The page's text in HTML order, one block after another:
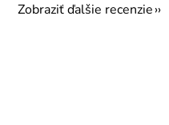
Zobraziť ďalšie recenzie